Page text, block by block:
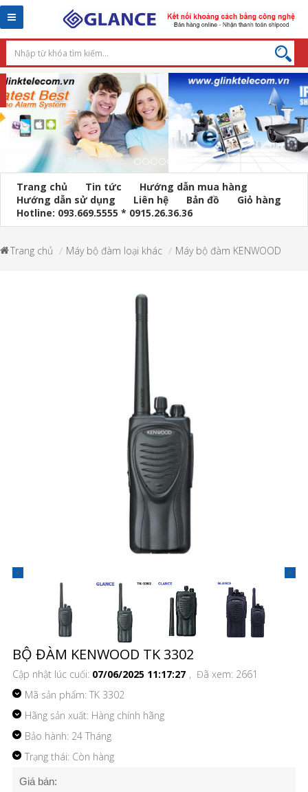
Toggle
navigation
Trang chủ Tin tức
Hướng dẫn mua hàng
Hướng dẫn sử dụng
Liên hệ Bản đồ
Giỏ hàng
Hotline: 093.669.5555 * 0915.26.36.36
Trang chủ Máy bộ đàm loại khác Máy bộ đàm KENWOOD
BỘ ĐÀM KENWOOD TK 3302
Cập nhật lúc cuối: 07/06/2025 11:17:27 , Đã xem: 2661
Mã sản phẩm: TK 3302
Hãng sản xuất: Hàng chính hãng
Bảo hành: 24 Tháng
Trạng thái: Còn hàng
Giá bán: